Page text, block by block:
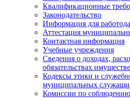
Квалификационные
Законодательство
Информация для
Аттестация
Контактная информация
Учебные учреждения
Сведения о доходах,
обязательствах
Кодексы этики и
муниципальных
Комиссии по